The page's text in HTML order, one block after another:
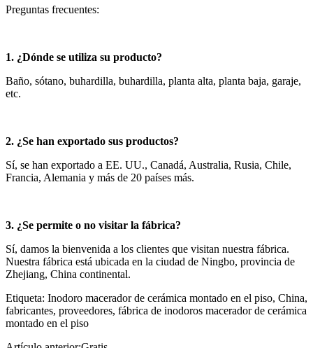
Preguntas frecuentes:
1. ¿Dónde se utiliza su producto?
Baño, sótano, buhardilla, buhardilla, planta alta, planta baja, garaje,
etc.
2. ¿Se han exportado sus productos?
Sí, se han exportado a EE. UU., Canadá, Australia, Rusia, Chile,
Francia, Alemania y más de 20 países más.
3. ¿Se permite o no visitar la fábrica?
Sí, damos la bienvenida a los clientes que visitan nuestra fábrica.
Nuestra fábrica está ubicada en la ciudad de Ningbo, provincia de
Zhejiang, China continental.
Etiqueta: Inodoro macerador de cerámica montado en el piso, China,
fabricantes, proveedores, fábrica de inodoros macerador de cerámica
montado en el piso